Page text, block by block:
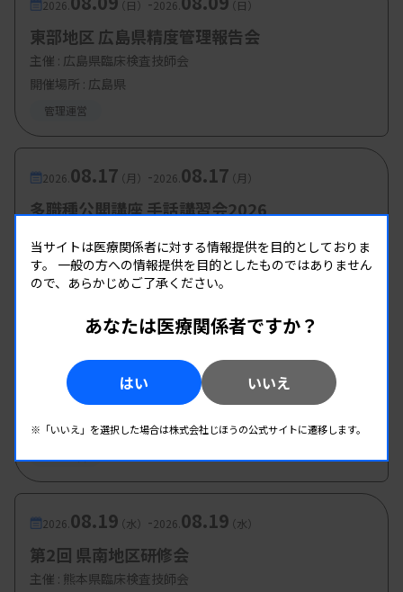
2026. （日） 2026. （日）
東部地区 広島県精度管理報告会
主催 : 広島県臨床検査技師会
開催場所 : 広島県
管理運営
2026. 08.17（月） -2026. 08.17（月）
多職種公開講座 手話講習会2026
開催場所 : 大阪府
管理運営
第1回臨床検査総合部門研修会
大分県臨床検査技師会
開催場所 : WEB
2026. 08.19（水） -2026. 08.19（水）
第2回 県南地区研修会
主催 : 熊本県臨床検査技師会
当サイトは医療関係者に対する情報提供を目的としておりま
す。 一般の方への情報提供を目的としたものではありません
ので、あらかじめご了承ください。
あなたは医療関係者ですか？
はい いいえ
※「いいえ」を選択した場合は株式会社じほうの公式サイトに遷移します。